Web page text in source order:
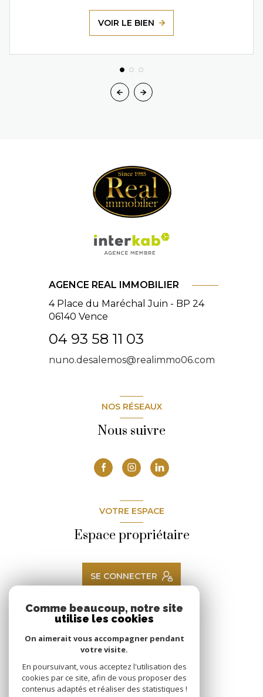
VOIR LE BIEN
AGENCE REAL IMMOBILIER
4 Place du Maréchal Juin - BP 24
06140 Vence
04 93 58 11 03
nuno.desalemos@realimmo06.com
NOS RÉSEAUX
Nous suivre
VOTRE ESPACE
Espace propriétaire
SE CONNECTER
ADHÉRENTS
Nous adhérons
Comme beaucoup, notre site
utilise les cookies
On aimerait vous accompagner pendant
votre visite.
En poursuivant, vous acceptez l'utilisation des
cookies par ce site, afin de vous proposer des
contenus adaptés et réaliser des statistiques !